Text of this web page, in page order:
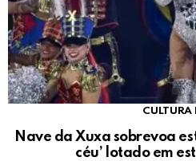
CULTURA
Nave da Xuxa sobrevoa
céu’ lotado em